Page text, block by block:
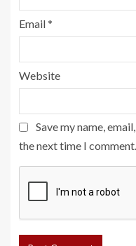
Email*
Website
Save my name,
the next time I comment.